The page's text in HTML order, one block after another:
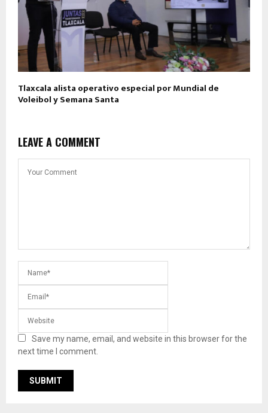
Tlaxcala alista operativo especial por Mundial de
Voleibol y Semana Santa
LEAVE A COMMENT
Save my name, email, and website in this browser for the
next time I comment.